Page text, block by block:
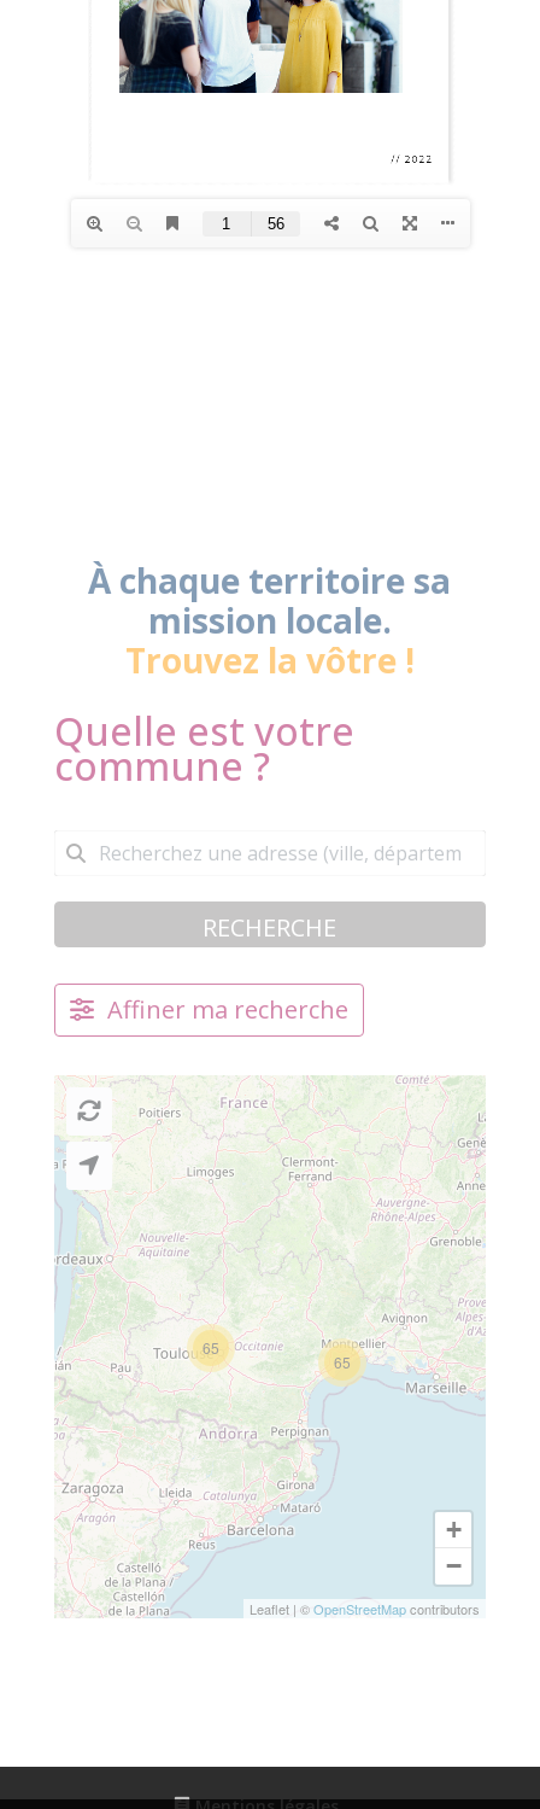
À chaque territoire sa
mission locale.
Trouvez la vôtre !
Quelle est votre
commune ?
RECHERCHE
Affiner ma recherche
65
65
+
−
Leaflet | ©OpenStreetMapcontributors